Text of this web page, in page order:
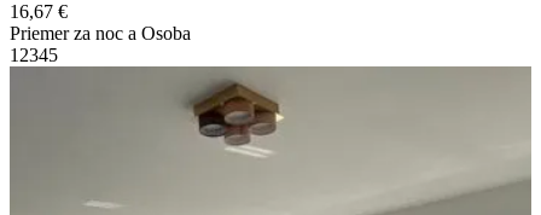
16,67 €
Priemer za noc a Osoba
1 2345